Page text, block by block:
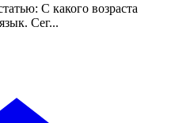
С какого возраста
Сег...